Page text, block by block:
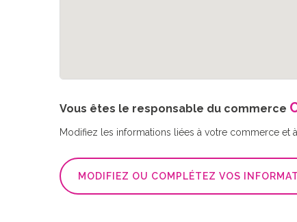
Vous êtes le responsable du commerce
Modifiez les informations liées à votre commerce et
MODIFIEZ OU COMPLÉTEZ VOS